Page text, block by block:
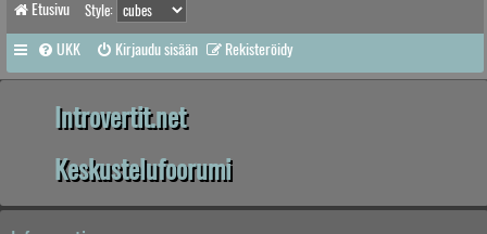
Etusivu Style:
UKK Kirjaudu sisään Rekisteröidy
Introvertit.net
Keskustelufoorumi